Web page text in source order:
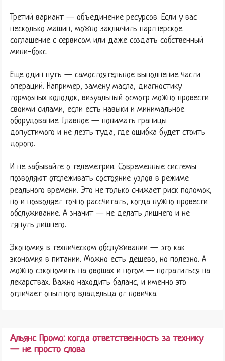
Третий вариант — объединение ресурсов. Если у вас
несколько машин, можно заключить партнерское
соглашение с сервисом или даже создать собственный
мини-бокс.
Еще один путь — самостоятельное выполнение части
операций. Например, замену масла, диагностику
тормозных колодок, визуальный осмотр можно провести
своими силами, если есть навыки и минимальное
оборудование. Главное — понимать границы
допустимого и не лезть туда, где ошибка будет стоить
дорого.
И не забывайте о телеметрии. Современные системы
позволяют отслеживать состояние узлов в режиме
реального времени. Это не только снижает риск поломок,
но и позволяет точно рассчитать, когда нужно провести
обслуживание. А значит — не делать лишнего и не
тянуть лишнего.
Экономия в техническом обслуживании — это как
экономия в питании. Можно есть дешево, но полезно. А
можно сэкономить на овощах и потом — потратиться на
лекарствах. Важно находить баланс, и именно это
отличает опытного владельца от новичка.
Альянс Промо: когда ответственность за технику
— не просто слова